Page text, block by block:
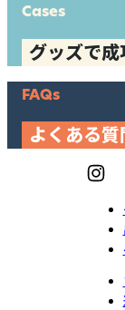
Cases
グッズで
FAQs
よくある質